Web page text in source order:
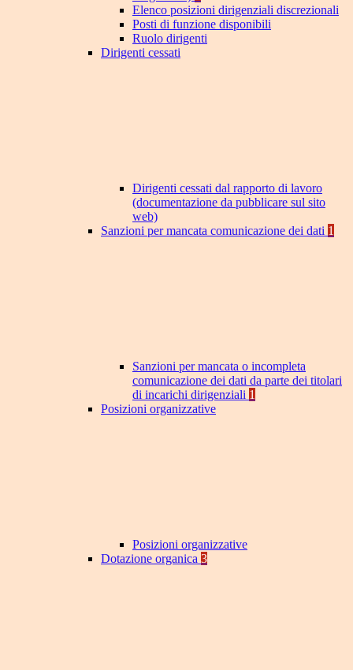
Elenco posizioni dirigenziali discrezionali
Posti di funzione disponibili
Ruolo dirigenti
Dirigenti cessati
Dirigenti cessati dal rapporto di lavoro
(documentazione da pubblicare sul sito
web)
Sanzioni per mancata comunicazione dei dati 1
Sanzioni per mancata o incompleta
comunicazione dei dati da parte dei titolari
di incarichi dirigenziali 1
Posizioni organizzative
Posizioni organizzative
Dotazione organica 3